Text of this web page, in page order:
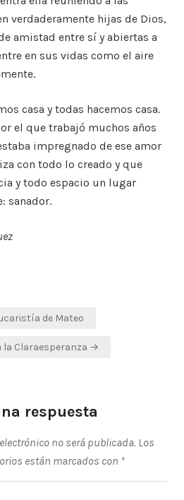
verdaderamente hijas de Dios,
amistad entre sí y abiertas a
en sus vidas como el aire
casa y todas hacemos casa.
el que trabajó muchos años
impregnado de ese amor
con todo lo creado y que
y todo espacio un lugar
sanador.
de Mateo
la Claraesperanza →
respuesta
no será publicada. Los
están marcados con *